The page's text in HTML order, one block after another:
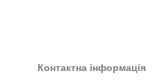
Контактна інформація